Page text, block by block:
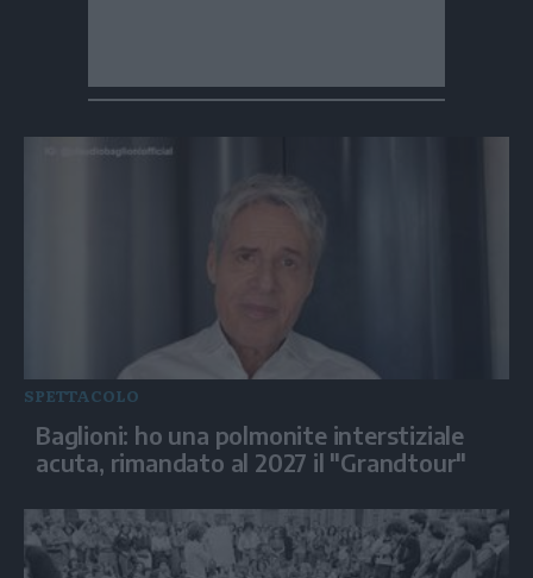
SPETTACOLO
Baglioni: ho una polmonite interstiziale
acuta, rimandato al 2027 il "Grandtour"